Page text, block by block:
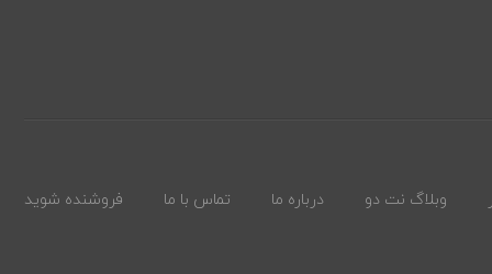
وبلاگ نت دو درباره ما تماس با ما فروشنده شوید